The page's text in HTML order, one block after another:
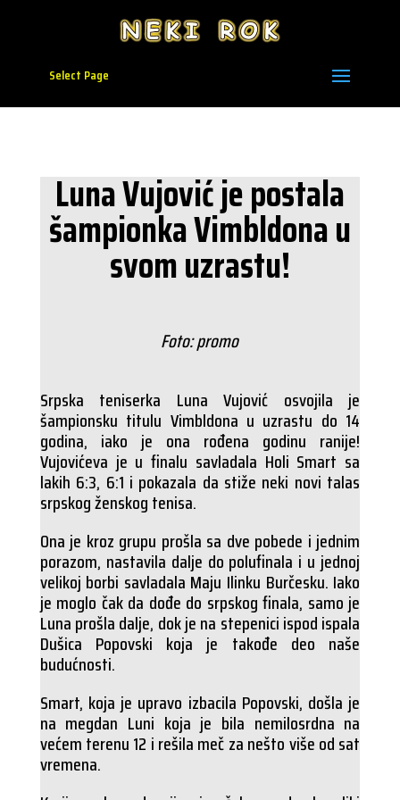
Select Page
Luna Vujović je postala
šampionka Vimbldona u
svom uzrastu!
Foto: promo
Srpska teniserka Luna Vujović osvojila je
šampionsku titulu Vimbldona u uzrastu do 14
godina, iako je ona rođena godinu ranije!
Vujovićeva je u finalu savladala Holi Smart sa
lakih 6:3, 6:1 i pokazala da stiže neki novi talas
srpskog ženskog tenisa.
Ona je kroz grupu prošla sa dve pobede i jednim
porazom, nastavila dalje do polufinala i u jednoj
velikoj borbi savladala Maju Ilinku Burčesku. Iako
je moglo čak da dođe do srpskog finala, samo je
Luna prošla dalje, dok je na stepenici ispod ispala
Dušica Popovski koja je takođe deo naše
budućnosti.
Smart, koja je upravo izbacila Popovski, došla je
na megdan Luni koja je bila nemilosrdna na
većem terenu 12 i rešila meč za nešto više od sat
vremena.